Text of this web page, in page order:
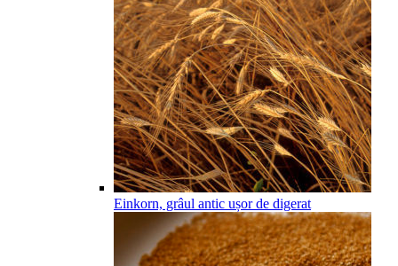
Einkorn, grâul antic ușor de digerat